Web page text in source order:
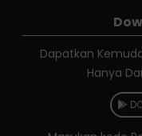
Dapatkan
Hanya